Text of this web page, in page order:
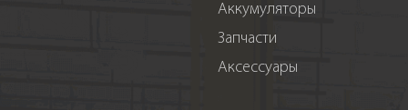
Аккумуляторы
Запчасти
Аксессуары